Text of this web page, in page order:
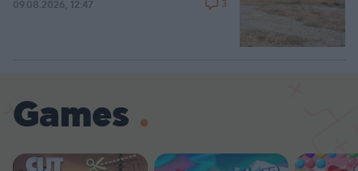
09.08.2026, 12:47 3
Games